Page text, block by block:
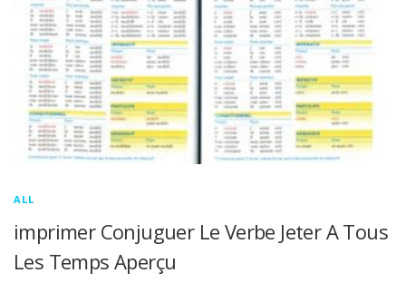
ALL
imprimer Conjuguer Le Verbe Jeter A Tous
Les Temps Aperçu